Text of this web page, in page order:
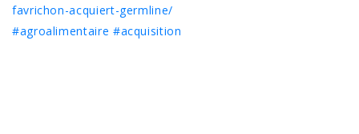
favrichon-acquiert-germline/
#agroalimentaire #acquisition